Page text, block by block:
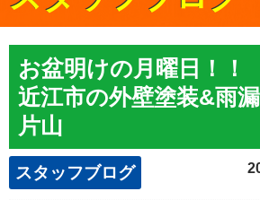
お盆明けの月曜日！
近江市の外壁塗装&雨
片山
スタッフブログ